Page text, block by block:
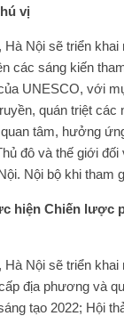
vị
Hà Nội sẽ triển
các sáng kiến
UNESCO, với
quán triệt các
tâm, hưởng
đô và thế giới
Nội bộ khi tham
hiện Chiến lược
Hà Nội sẽ triển khai
địa phương và
tạo 2022; Hội